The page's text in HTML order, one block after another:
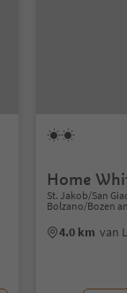
Home
St. Jakob/San
Bolzano/Bozen
4.0 km van